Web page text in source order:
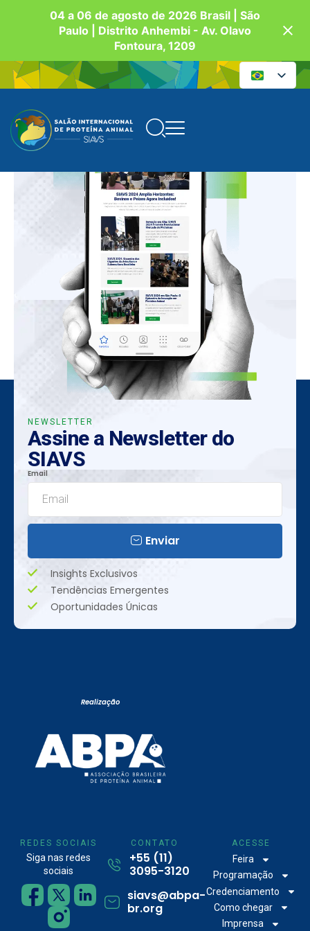
04 a 06 de agosto de 2026 Brasil | São
Paulo | Distrito Anhembi - Av. Olavo
Fontoura, 1209
NEWSLETTER
Assine a Newsletter do
SIAVS
Email
Enviar
Insights Exclusivos
Tendências Emergentes
Oportunidades Únicas
Realização
REDES SOCIAIS
Siga nas redes
sociais
CONTATO
+55 (11)
3095-3120
siavs@abpa-
br.org
ACESSE
Feira
Programação
Credenciamento
Como chegar
Imprensa